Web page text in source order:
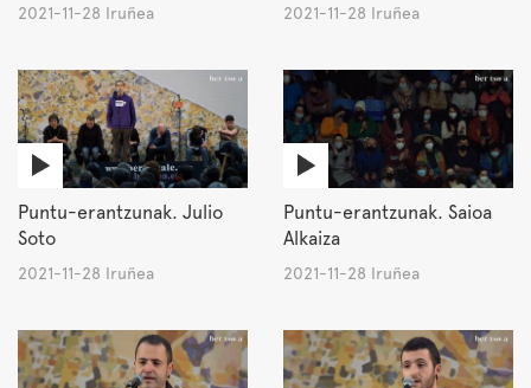
2021-11-28 Iruñea 2021-11-28 Iruñea
Puntu-erantzunak. Julio
Soto
2021-11-28 Iruñea
Puntu-erantzunak. Saioa
Alkaiza
2021-11-28 Iruñea